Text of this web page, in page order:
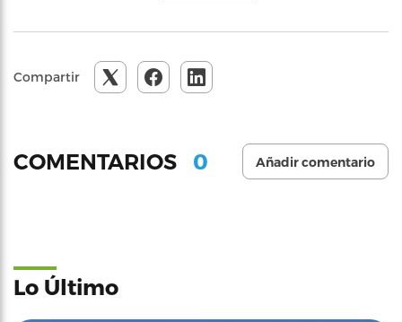
Compartir
COMENTARIOS 0 Añadir comentario
Lo Último